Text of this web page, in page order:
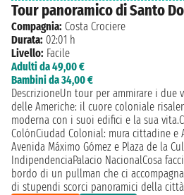
Tour panoramico di Santo
Compagnia: Costa Crociere
Durata: 02:01 h
Livello: Facile
Adulti da 49,00 €
Bambini da 34,00 €
DescrizioneUn tour per ammirare i
delle Americhe: il cuore coloniale
moderna con i suoi edifici e la sua
ColónCiudad Colonial: mura cittadine e
Avenida Máximo Gómez e Plaza de la
IndipendenciaPalacio NacionalCosa
bordo di un pullman che ci
di stupendi scorci panoramici della